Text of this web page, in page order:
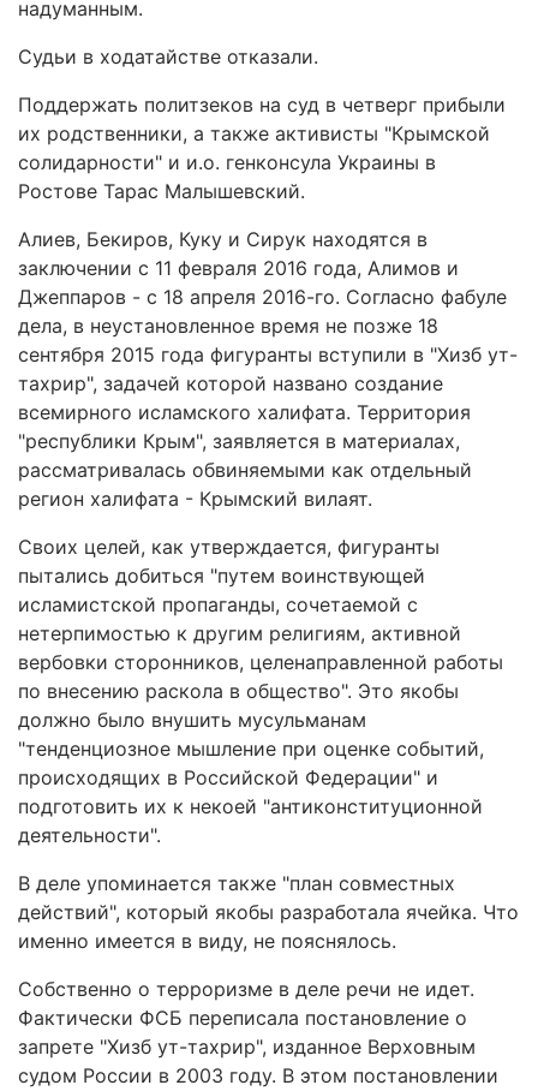
надуманным.
Судьи в ходатайстве отказали.
Поддержать политзеков на суд в четверг прибыли
их родственники, а также активисты "Крымской
солидарности" и и.о. генконсула Украины в
Ростове Тарас Малышевский.
Алиев, Бекиров, Куку и Сирук находятся в
заключении с 11 февраля 2016 года, Алимов и
Джеппаров - с 18 апреля 2016-го. Согласно фабуле
дела, в неустановленное время не позже 18
сентября 2015 года фигуранты вступили в "Хизб ут-
тахрир", задачей которой названо создание
всемирного исламского халифата. Территория
"республики Крым", заявляется в материалах,
рассматривалась обвиняемыми как отдельный
регион халифата - Крымский вилаят.
Своих целей, как утверждается, фигуранты
пытались добиться "путем воинствующей
исламистской пропаганды, сочетаемой с
нетерпимостью к другим религиям, активной
вербовки сторонников, целенаправленной работы
по внесению раскола в общество". Это якобы
должно было внушить мусульманам
"тенденциозное мышление при оценке событий,
происходящих в Российской Федерации" и
подготовить их к некоей "антиконституционной
деятельности".
В деле упоминается также "план совместных
действий", который якобы разработала ячейка. Что
именно имеется в виду, не пояснялось.
Собственно о терроризме в деле речи не идет.
Фактически ФСБ переписала постановление о
запрете "Хизб ут-тахрир", изданное Верховным
судом России в 2003 году. В этом постановлении